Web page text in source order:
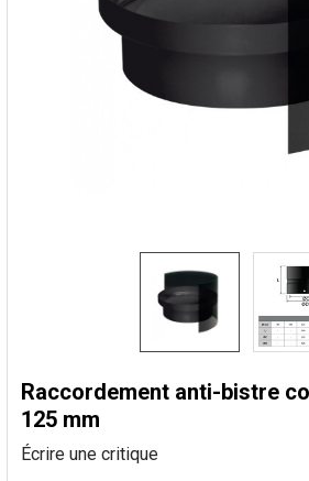
Raccordement anti-bistre
125 mm
Écrire une critique